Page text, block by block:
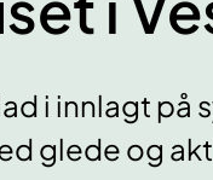
i innlagt på
glede og